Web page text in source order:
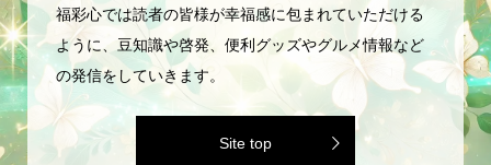
福彩心では読者の皆様が幸福感に包まれていただける
ように、豆知識や啓発、便利グッズやグルメ情報など
の発信をしていきます。
Site top